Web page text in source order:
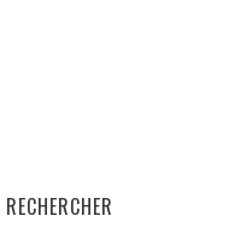
RECHERCHER